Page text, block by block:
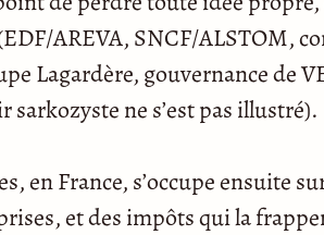
AREVA, SNCF/ALSTOM,
Lagardère, gouvernance de
sarkozyste ne s’est pas illustré).
en France, s’occupe ensuite
et des impôts qui la